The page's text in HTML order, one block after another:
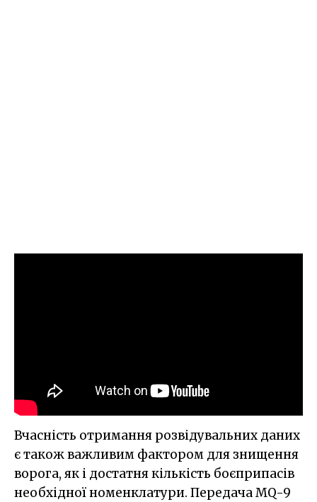
Вчасність отримання розвідувальних даних
є також важливим фактором для знищення
ворога, як і достатня кількість боєприпасів
необхідної номенклатури. Передача MQ-9